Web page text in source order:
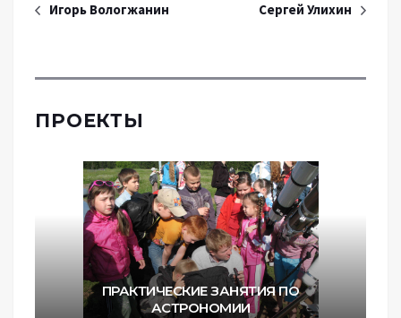
Игорь Вологжанин Сергей Улихин
ПРОЕКТЫ
ПРАКТИЧЕСКИЕ ЗАНЯТИЯ ПО
АСТРОНОМИИ